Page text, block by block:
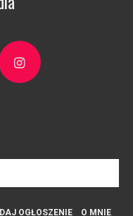
OGŁOSZENIE O MNIE